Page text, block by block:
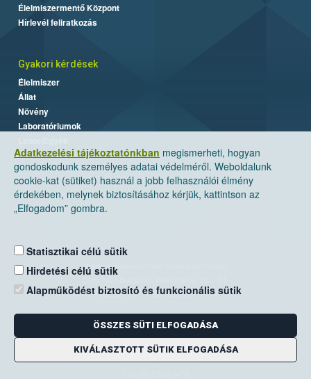
Adatkezelési tájékoztatónkban megismerheti, hogyan
gondoskodunk személyes adatai védelméről. Weboldalunk
cookie-kat (sütiket) használ a jobb felhasználói élmény
érdekében, melynek biztosításához kérjük, kattintson az
„Elfogadom” gombra.
Statisztikai célú sütik
Hirdetési célú sütik
Alapműködést biztosító és funkcionális sütik
ÖSSZES SÜTI ELFOGADÁSA
KIVÁLASZTOTT SÜTIK ELFOGADÁSA
Élelmiszermentő Központ
Hírlevél feliratkozás
Gyakori kérdések
Élelmiszer
Állat
Növény
Laboratóriumok
Nemzeti Élelmiszerlánc-biztonsági Hivatal
Levelezési cím: 1525 Budapest. Pf. 30.
E-mail:ugyfelszolgalat@nebih.gov.hu
Zöld szám: 06-80/263-244
Telefon: 06-1/ 336-9000